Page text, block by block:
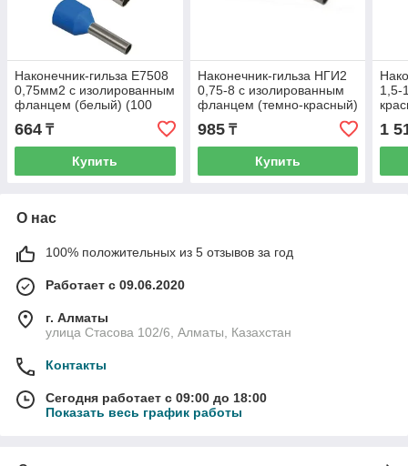
Наконечник-гильза Е7508
0,75мм2 с изолированным
фланцем (белый) (100
шт) ИЭК
664 ₸
Купить
Наконечник-гильза НГИ2
0,75-8 с изолированным
фланцем (темно-красный)
(100 шт) ИЭК
985₸
Купить
1,5-
1
О нас
100% положительных из 5 отзывов за год
Работает с 09.06.2020
г. Алматы
улица Стасова 102/6, Алматы, Казахстан
Контакты
Сегодня работает с 09:00 до 18:00
Показать весь график работы